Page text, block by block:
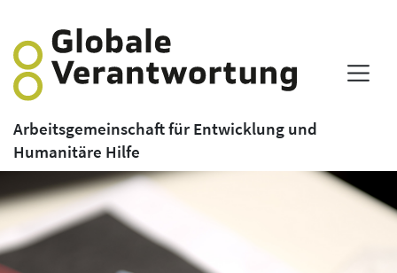
Arbeitsgemeinschaft für Entwicklung und
Humanitäre Hilfe